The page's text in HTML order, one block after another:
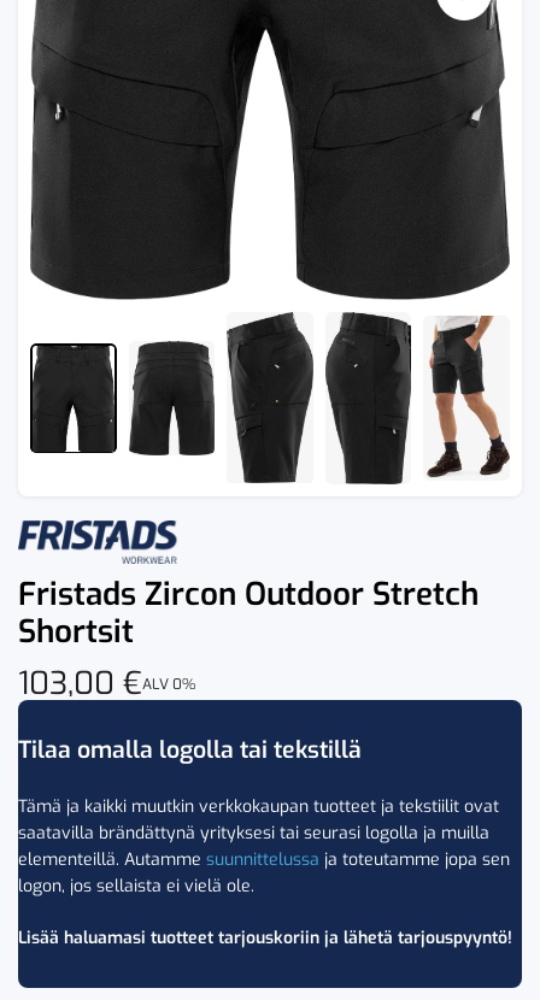
Fristads Zircon Outdoor Stretch
Shortsit
103,00 €ALV 0%
Tilaa omalla logolla tai tekstillä
Tämä ja kaikki muutkin verkkokaupan tuotteet ja tekstiilit ovat
saatavilla brändättynä yrityksesi tai seurasi logolla ja muilla
elementeillä. Autamme suunnittelussa ja toteutamme jopa sen
logon, jos sellaista ei vielä ole.
Lisää haluamasi tuotteet tarjouskoriin ja lähetä tarjouspyyntö!